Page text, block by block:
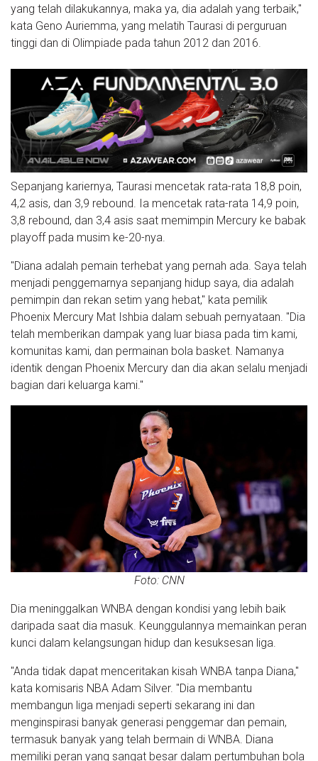
yang telah dilakukannya, maka ya, dia adalah yang terbaik,"
kata Geno Auriemma, yang melatih Taurasi di perguruan
tinggi dan di Olimpiade pada tahun 2012 dan 2016.
Sepanjang kariernya, Taurasi mencetak rata-rata 18,8 poin,
4,2 asis, dan 3,9 rebound. Ia mencetak rata-rata 14,9 poin,
3,8 rebound, dan 3,4 asis saat memimpin Mercury ke babak
playoff pada musim ke-20-nya.
"Diana adalah pemain terhebat yang pernah ada. Saya telah
menjadi penggemarnya sepanjang hidup saya, dia adalah
pemimpin dan rekan setim yang hebat," kata pemilik
Phoenix Mercury Mat Ishbia dalam sebuah pernyataan. "Dia
telah memberikan dampak yang luar biasa pada tim kami,
komunitas kami, dan permainan bola basket. Namanya
identik dengan Phoenix Mercury dan dia akan selalu menjadi
bagian dari keluarga kami."
Foto: CNN
Dia meninggalkan WNBA dengan kondisi yang lebih baik
daripada saat dia masuk. Keunggulannya memainkan peran
kunci dalam kelangsungan hidup dan kesuksesan liga.
"Anda tidak dapat menceritakan kisah WNBA tanpa Diana,"
kata komisaris NBA Adam Silver. "Dia membantu
membangun liga menjadi seperti sekarang ini dan
menginspirasi banyak generasi penggemar dan pemain,
termasuk banyak yang telah bermain di WNBA. Diana
memiliki peran yang sangat besar dalam pertumbuhan bola